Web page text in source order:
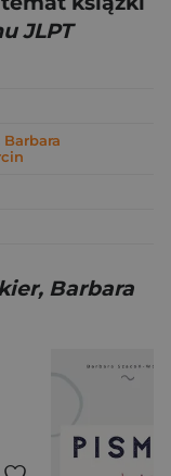
JLPT
Barbara
Barbara